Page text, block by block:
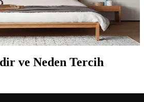
kullanımı, dayanıklılık ve
dostu ve uzun ömürlü bu yataklar, her
ve sağlıklı uyku ortamı sunar.
ve Neden Tercih